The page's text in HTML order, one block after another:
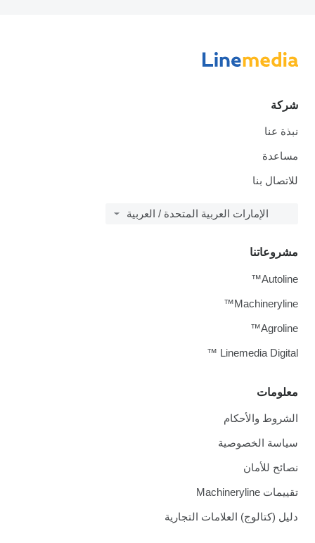
شركة
نبذة عنا
مساعدة
للاتصال بنا
الإمارات العربية المتحدة / العربية
معلومات
الشروط والأحكام
سياسة الخصوصية
نصائح للأمان
تقييمات Machineryline
دليل (كتالوج) العلامات التجارية
مشروعاتنا
Autoline™
Machineryline™
Agroline™
Linemedia Digital ™